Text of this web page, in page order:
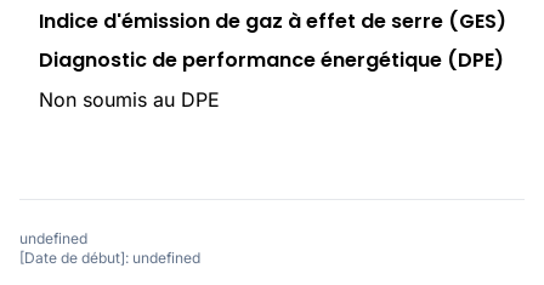
Indice d'émission de gaz à effet de serre (GES)
Diagnostic de performance énergétique (DPE)
Non soumis au DPE
undefined
[Date de début]: undefined